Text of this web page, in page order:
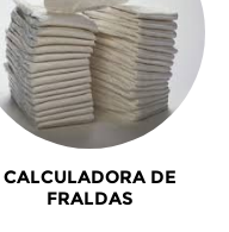
CALCULADORA DE
FRALDAS